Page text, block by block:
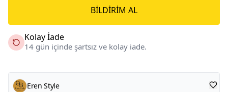
BILDIRIM AL
Kolay İade
14 gün içinde şartsız ve kolay iade.
Eren Style